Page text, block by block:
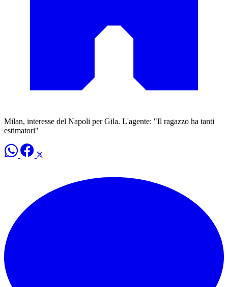
Milan, interesse del Napoli per Gila. L'agente: "Il ragazzo ha tanti
estimatori"